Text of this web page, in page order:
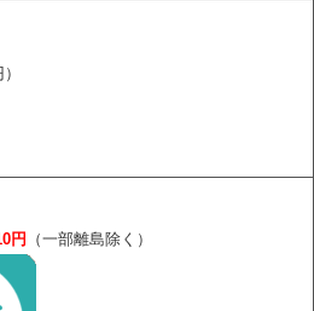
円 （一部離島除く）